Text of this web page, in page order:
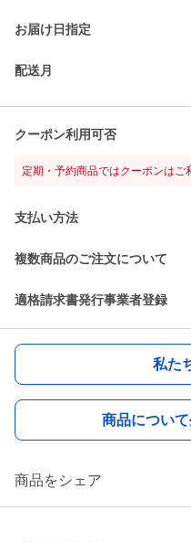
お届け日指定
配送月
クーポン利用可否
定期・予約商品ではクーポンはご
支払い方法
複数商品のご注文について
適格請求書発行事業者登録
私た
商品につい
商品をシェア